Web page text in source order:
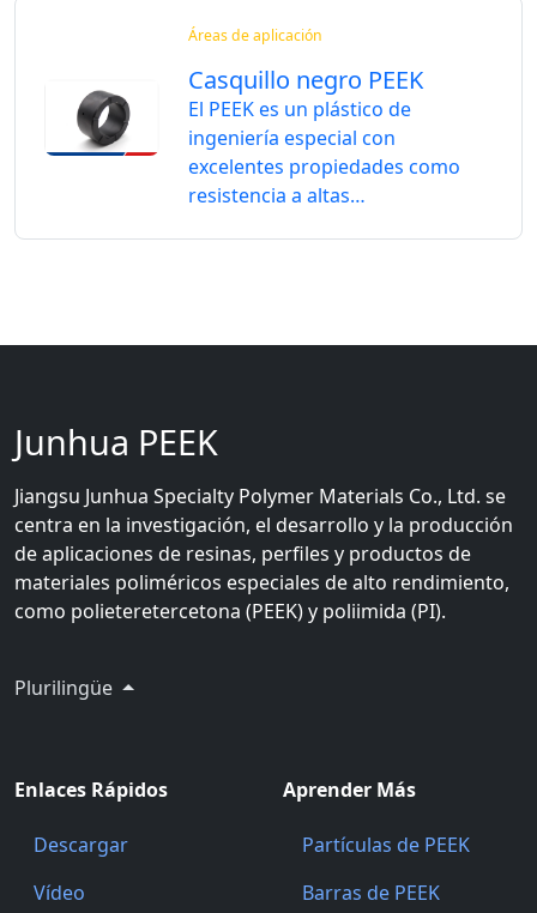
Áreas de aplicación
Casquillo negro PEEK
El PEEK es un plástico de
ingeniería especial con
excelentes propiedades como
resistencia a altas…
Junhua PEEK
Jiangsu Junhua Specialty Polymer Materials Co., Ltd. se
centra en la investigación, el desarrollo y la producción
de aplicaciones de resinas, perfiles y productos de
materiales poliméricos especiales de alto rendimiento,
como polieteretercetona (PEEK) y poliimida (PI).
Plurilingüe
Enlaces Rápidos
Descargar
Vídeo
Aprender Más
Partículas de PEEK
Barras de PEEK